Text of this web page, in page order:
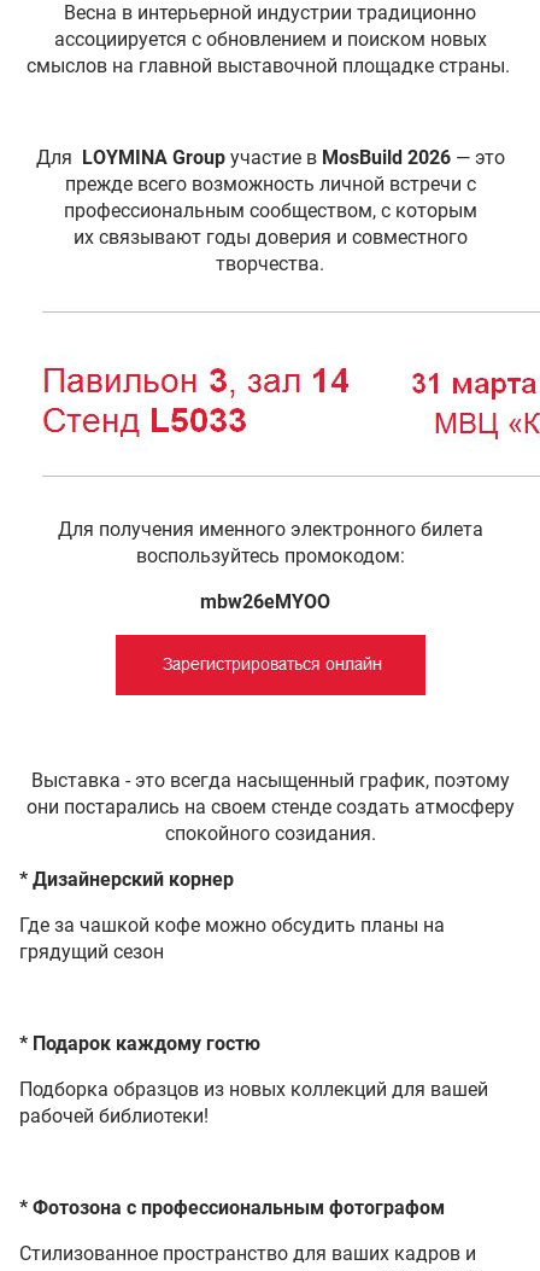
Весна в интерьерной индустрии традиционно
ассоциируется с обновлением и поиском новых
смыслов на главной выставочной площадке страны.
Для LOYMINA Groupучастие в MosBuild 2026— это
прежде всего возможность личной встречи с
профессиональным сообществом, с которым
их связывают годы доверия и совместного
творчества.
Для получения именного электронного билета
воспользуйтесь промокодом:
mbw26eMYOO
Выставка - это всегда насыщенный график, поэтому
они постарались на своем стенде создать атмосферу
спокойного созидания.
* Дизайнерский корнер
Где за чашкой кофе можно обсудить планы на
грядущий сезон
* Подарок каждому гостю
Подборка образцов из новых коллекций для вашей
рабочей библиотеки!
* Фотозона с профессиональным фотографом
Стилизованное пространство для ваших кадров и